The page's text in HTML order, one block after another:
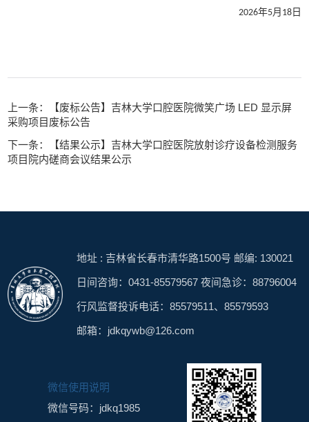
2026年5月 18日
上一条：【废标公告】吉林大学口腔医院微笑广场 LED 显示屏
采购项目废标公告
下一条：【结果公示】吉林大学口腔医院放射诊疗设备检测服务
项目院内磋商会议结果公示
地址 : 吉林省长春市清华路1500号 邮编: 130021
日间咨询：0431-85579567 夜间急诊：88796004
行风监督投诉电话：85579511、85579593
邮箱：jdkqywb@126.com
微信使用说明
微信号码：jdkq1985